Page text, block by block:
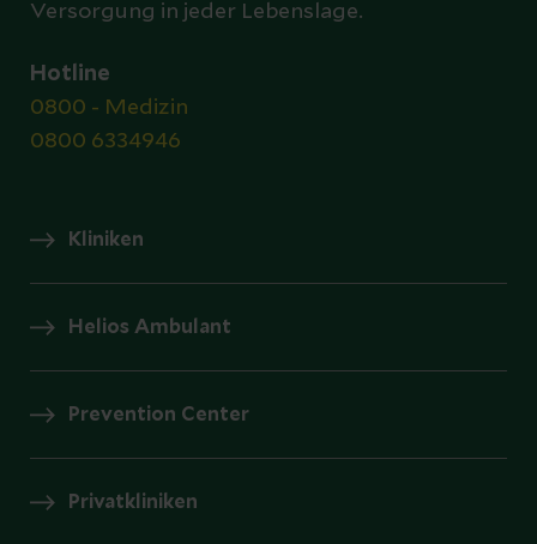
Versorgung in jeder Lebenslage.
Hotline
0800 - Medizin
0800 6334946
Kliniken
Helios Ambulant
Prevention Center
Privatkliniken